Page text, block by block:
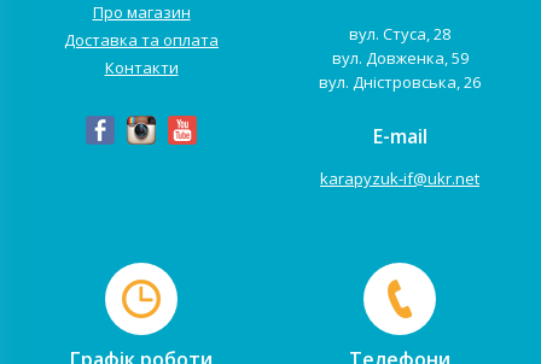
Про магазин
Доставка та оплата
Контакти
вул. Стуса, 28
вул. Довженка, 59
вул. Дністровська, 26
E-mail
karapyzuk-if@ukr.net